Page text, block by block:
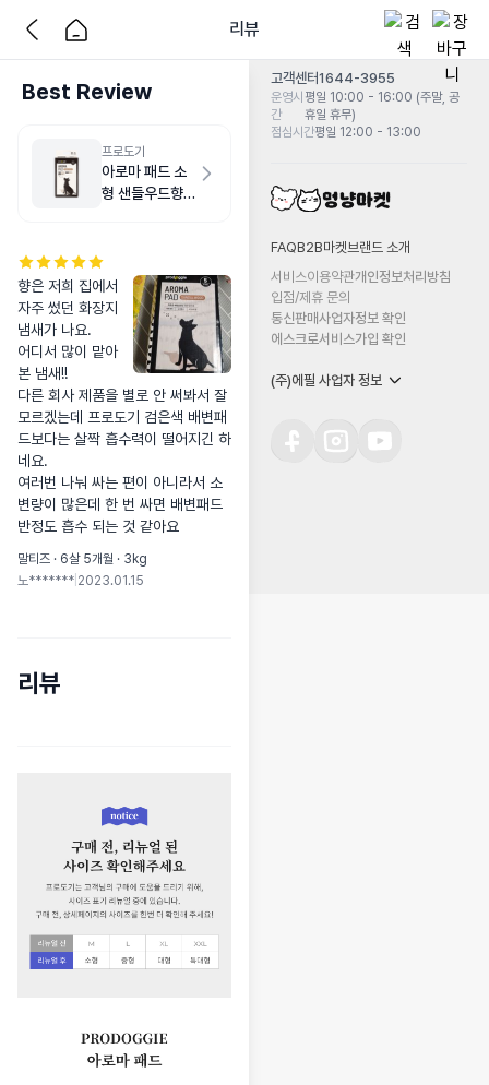
리뷰
Best Review
프로도기
아로마 패드 소
형 샌들우드향
향은 저희 집에서
자주 썼던 화장지
냄새가 나요.
어디서 많이 맡아
본 냄새!!
다른 회사 제품을 별로 안 써봐서 잘
모르겠는데 프로도기 검은색 배변패
드보다는 살짝 흡수력이 떨어지긴 하
네요.
여러번 나눠 싸는 편이 아니라서 소
변량이 많은데 한 번 싸면 배변패드
반정도 흡수 되는 것 같아요
말티즈 · 6살 5개월 · 3kg
노******* 2023.01.15
리뷰
고객센터1644-3955
운영시
간
평일 10:00 - 16:00 (주말, 공
휴일 휴무)
점심시간평일 12:00 - 13:00
FAQB2B마켓 브랜드 소개
서비스이용약관개인정보처리방침
입점/제휴 문의
통신판매사업자정보 확인
에스크로서비스가입 확인
(주)에필 사업자 정보